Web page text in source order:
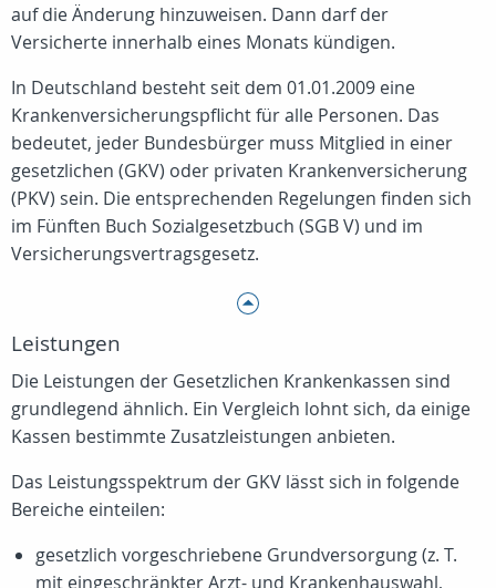
auf die Änderung hinzuweisen. Dann darf der
Versicherte innerhalb eines Monats kündigen.
In Deutschland besteht seit dem 01.01.2009 eine
Krankenversicherungspflicht für alle Personen. Das
bedeutet, jeder Bundesbürger muss Mitglied in einer
gesetzlichen (GKV) oder privaten Krankenversicherung
(PKV) sein. Die entsprechenden Regelungen finden sich
im Fünften Buch Sozialgesetzbuch (SGB V) und im
Versicherungsvertragsgesetz.
Leistungen
Die Leistungen der Gesetzlichen Krankenkassen sind
grundlegend ähnlich. Ein Vergleich lohnt sich, da einige
Kassen bestimmte Zusatzleistungen anbieten.
Das Leistungsspektrum der GKV lässt sich in folgende
Bereiche einteilen:
gesetzlich vorgeschriebene Grundversorgung (z. T.
mit eingeschränkter Arzt- und Krankenhauswahl,